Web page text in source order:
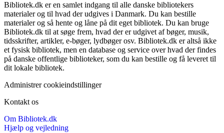
Bibliotek.dk er en samlet indgang til alle danske bibliotekers
materialer og til hvad der udgives i Danmark. Du kan bestille
materialer og så hente og låne på dit eget bibliotek. Du kan bruge
Bibliotek.dk til at søge frem, hvad der er udgivet af bøger, musik,
tidsskrifter, artikler, e-bøger, lydbøger osv. Bibliotek.dk er altså ikke
et fysisk bibliotek, men en database og service over hvad der findes
på danske offentlige biblioteker, som du kan bestille og få leveret til
dit lokale bibliotek.
Administrer cookieindstillinger
Kontakt os
Om Bibliotek.dk
Hjælp og vejledning